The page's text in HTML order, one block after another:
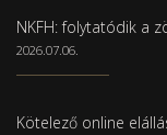
NKFH: folytatódik a
2026.07.06.
Kötelező online